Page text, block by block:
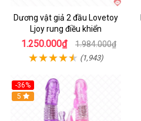
Dương vật giả 2 đầu Lovetoy
Ljoy rung điều khiển
1.250.000₫ 1.984.000₫
(1,943)
-36%
Hot
5